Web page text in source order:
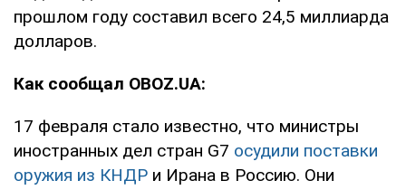
прошлом году составил всего 24,5 миллиарда
долларов.
Как сообщал OBOZ.UA:
17 февраля стало известно, что министры
иностранных дел стран G7 осудили поставки
оружия из КНДР и Ирана в Россию. Они